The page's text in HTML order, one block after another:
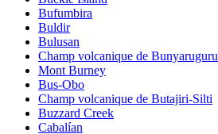
Bufumbira
Buldir
Bulusan
Champ volcanique de Bunyaruguru
Mont Burney
Bus-Obo
Champ volcanique de Butajiri-Silti
Buzzard Creek
Cabalían